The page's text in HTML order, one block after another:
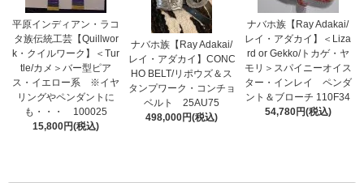
平原インディアン・ラコ
タ族伝統工芸【Quillwor
k・クイルワーク】＜Tur
tle/カメ＞バー型ピア
ス・イエロー系 ※イヤ
リングやペンダントに
も・・・ 100025
15,800円(税込)
ナバホ族【Ray Adakai/
レイ・アダカイ】CONC
HO BELT/リポウズ＆ス
タンプワーク・コンチョ
ベルト 25AU75
498,000円(税込)
ナバホ族【Ray Adakai/
レイ・アダカイ】＜Liza
rd or Gekko/トカゲ・ヤ
モリ＞スパイニーオイス
ター・インレイ ペンダ
ント＆ブローチ 110F34
54,780円(税込)